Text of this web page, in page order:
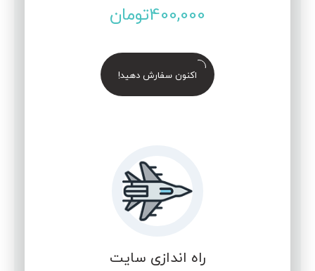
400,000تومان
اکنون سفارش دهید!
راه اندازی سایت